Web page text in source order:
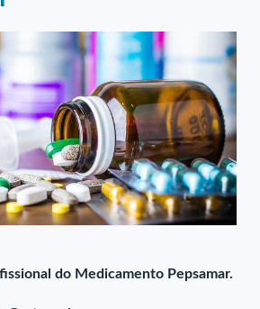
do Medicamento Pepsamar.